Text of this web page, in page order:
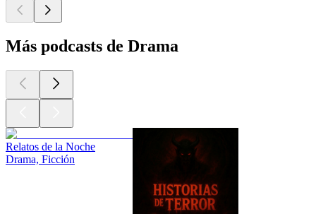
Más podcasts de Drama
Relatos de la Noche
Drama, Ficción